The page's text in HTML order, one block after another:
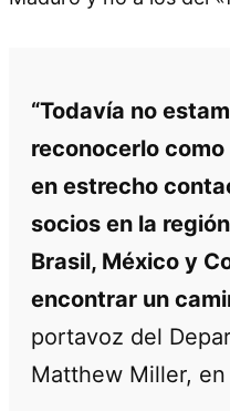
“Todavía no
reconocerlo
en estrecho
socios en la
Brasil, México y
encontrar un
portavoz del
Matthew Miller,